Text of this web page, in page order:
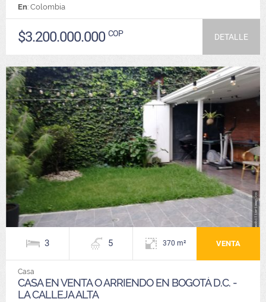
En: Colombia
$3.200.000.000 COP DETALLE
3 5 370 m² VENTA
Casa
CASA EN VENTA O ARRIENDO EN BOGOTÁ D.C. -
LA CALLEJA ALTA